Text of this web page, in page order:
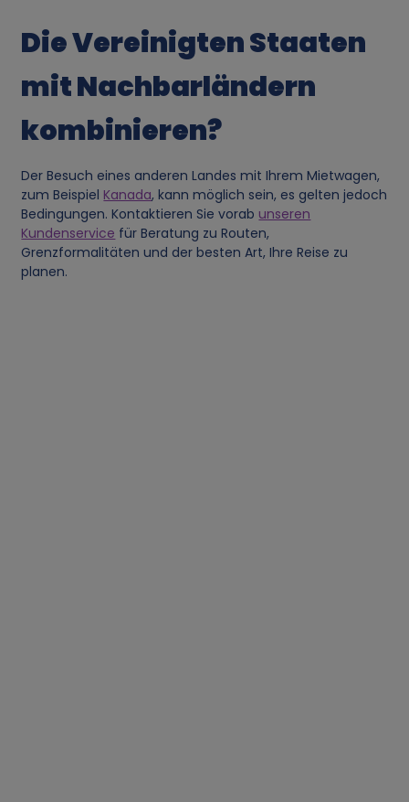
Die Vereinigten Staaten
mit Nachbarländern
kombinieren?
Der Besuch eines anderen Landes mit Ihrem Mietwagen,
zum Beispiel Kanada, kann möglich sein, es gelten jedoch
Bedingungen. Kontaktieren Sie vorab unseren
Kundenservice für Beratung zu Routen,
Grenzformalitäten und der besten Art, Ihre Reise zu
planen.
n
b
e
z
o
g